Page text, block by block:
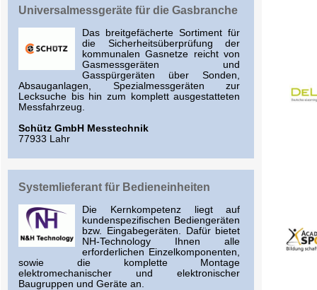
Universalmessgeräte für die Gasbranche
Das breitgefächerte Sortiment für
die Sicherheitsüberprüfung der
kommunalen Gasnetze reicht von
Gasmessgeräten und
Gasspürgeräten über Sonden,
Absauganlagen, Spezialmessgeräten zur
Lecksuche bis hin zum komplett ausgestatteten
Messfahrzeug.
Schütz GmbH Messtechnik
77933 Lahr
Systemlieferant für Bedieneinheiten
Die Kernkompetenz liegt auf
kundenspezifischen Bediengeräten
bzw. Eingabegeräten. Dafür bietet
NH-Technology Ihnen alle
erforderlichen Einzelkomponenten,
sowie die komplette Montage
elektromechanischer und elektronischer
Baugruppen und Geräte an.